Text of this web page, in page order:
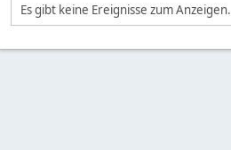
Es gibt keine Ereignisse zum Anzeigen.